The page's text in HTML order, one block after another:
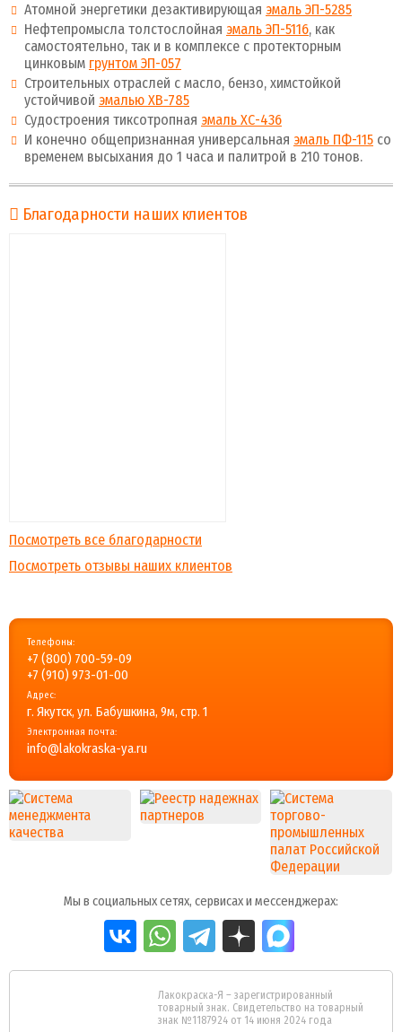
Атомной энергетики дезактивирующая эмаль ЭП-5285
Нефтепромысла толстослойная эмаль ЭП-5116, как
самостоятельно, так и в комплексе с протекторным
цинковым грунтом ЭП-057
Строительных отраслей с масло, бензо, химстойкой
устойчивой эмалью ХВ-785
Судостроения тиксотропная эмаль ХС-436
И конечно общепризнанная универсальная эмаль ПФ-115 со
временем высыхания до 1 часа и палитрой в 210 тонов.
Благодарности наших клиентов
Посмотреть все благодарности
Посмотреть отзывы наших клиентов
Телефоны:
+7 (800) 700-59-09
+7 (910) 973-01-00
Адрес:
г. Якутск, ул. Бабушкина, 9м, стр. 1
Электронная почта:
info@lakokraska-ya.ru
Мы в социальных сетях, сервисах и мессенджерах:
Лакокраска-Я – зарегистрированный
товарный знак. Свидетельство на товарный
знак №1187924 от 14 июня 2024 года